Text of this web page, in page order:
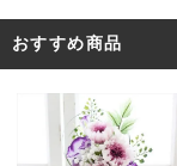
おすすめ商品